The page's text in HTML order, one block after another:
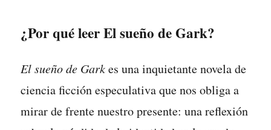
¿Por qué leer El sueño de Gark?
El sueño de Garkes una inquietante novela de
ciencia ficción especulativa que nos obliga a
mirar de frente nuestro presente: una reflexión